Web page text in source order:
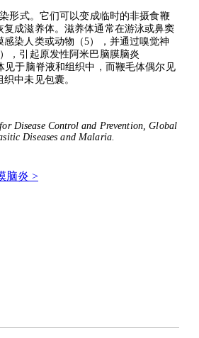
形式。它们可以变成临时的非摄食鞭
复成滋养体。滋养体通常在游泳或鼻窦
感染人类或动物（5），并通过嗅觉神
，引起原发性阿米巴脑膜脑炎
见于脑脊液和组织中，而鞭毛体偶尔见
中未见包囊。
Disease Control and Prevention, Global
Diseases and Malaria.
脑炎 >